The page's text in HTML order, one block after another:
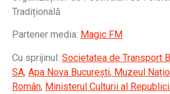
Tradițională
Partener media: Magic FM
Cu sprijinul: Societatea de Transport
SA, Apa Nova București, Muzeul
Român, Ministerul Culturii al